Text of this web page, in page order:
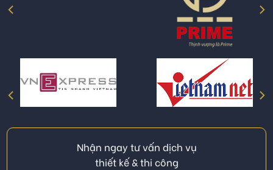
Nhận ngay tư vấn dịch vụ
thiết kế & thi công